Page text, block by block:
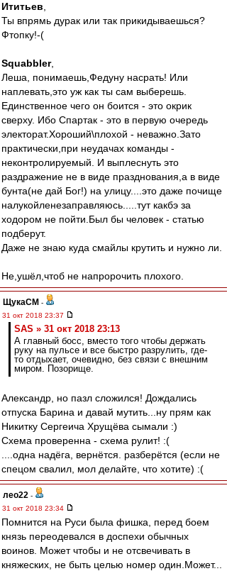
Ититьев
Ты впрямь дурак или так прикидываешься?
Фтопку!-(
Squabbler,
Леша, понимаешь,Федуну насрать! Или
наплевать,это уж как ты сам выберешь.
Единственное чего он боится - это окрик
сверху. Ибо Спартак - это в первую очередь
электорат.Хороший\плохой - неважно.Зато
практически,при неудачах команды -
неконтролируемый. И выплеснуть это
раздражение не в виде празднования,а в виде
бунта(не дай Бог!) на улицу....это даже почище
налукойленезаправляюсь.....тут какбэ за
ходором не пойти.Был бы человек - статью
подберут.
Даже не знаю куда смайлы крутить и нужно ли.
Не,ушёл,чтоб не напророчить плохого.
ЩукаСМ -
31 окт 2018 23:37
SAS » 31 окт 2018 23:13
А главный босс, вместо того чтобы держать
руку на пульсе и все быстро разрулить, где-
то отдыхает, очевидно, без связи с внешним
миром. Позорище.
Александр, но пазл сложился! Дождались
отпуска Барина и давай мутить...ну прям как
Никитку Сергеича Хрущёва сымали :)
Схема проверенна - схема рулит! :(
....одна надёга, вернётся. разберётся (если не
спецом свалил, мол делайте, что хотите) :(
лео22 -
31 окт 2018 23:34
Помнится на Руси была фишка, перед боем
князь переодевался в доспехи обычных
воинов. Может чтобы и не отсвечивать в
княжеских, не быть целью номер один.Может...